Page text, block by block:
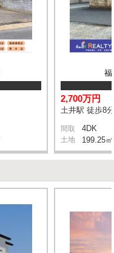
福
2,700万円
土井駅 徒歩8分
間取 4DK
土地 199.25㎡